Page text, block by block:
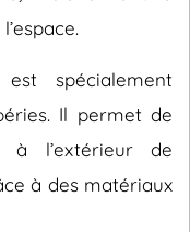
spécialement
Il permet de
à l’extérieur de
à des matériaux